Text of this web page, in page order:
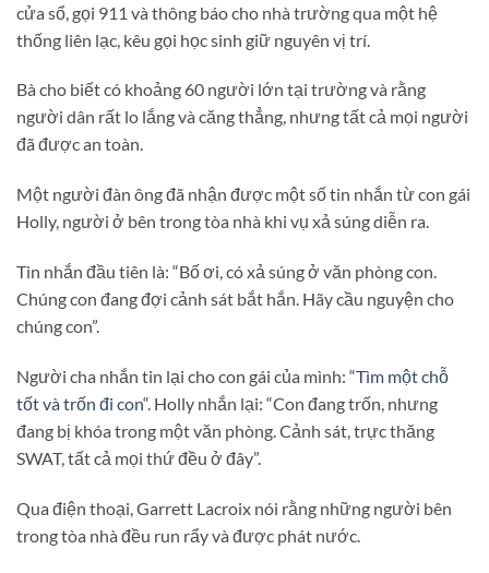
cửa sổ, gọi 911 và thông báo cho nhà trường qua một hệ
thống liên lạc, kêu gọi học sinh giữ nguyên vị trí.
Bà cho biết có khoảng 60 người lớn tại trường và rằng
người dân rất lo lắng và căng thẳng, nhưng tất cả mọi người
đã được an toàn.
Một người đàn ông đã nhận được một số tin nhắn từ con gái
Holly, người ở bên trong tòa nhà khi vụ xả súng diễn ra.
Tin nhắn đầu tiên là: “Bố ơi, có xả súng ở văn phòng con.
Chúng con đang đợi cảnh sát bắt hắn. Hãy cầu nguyện cho
chúng con”.
Người cha nhắn tin lại cho con gái của mình: “Tìm một chỗ
tốt và trốn đi con“. Holly nhắn lại: “Con đang trốn, nhưng
đang bị khóa trong một văn phòng. Cảnh sát, trực thăng
SWAT, tất cả mọi thứ đều ở đây”.
Qua điện thoại, Garrett Lacroix nói rằng những người bên
trong tòa nhà đều run rẩy và được phát nước.